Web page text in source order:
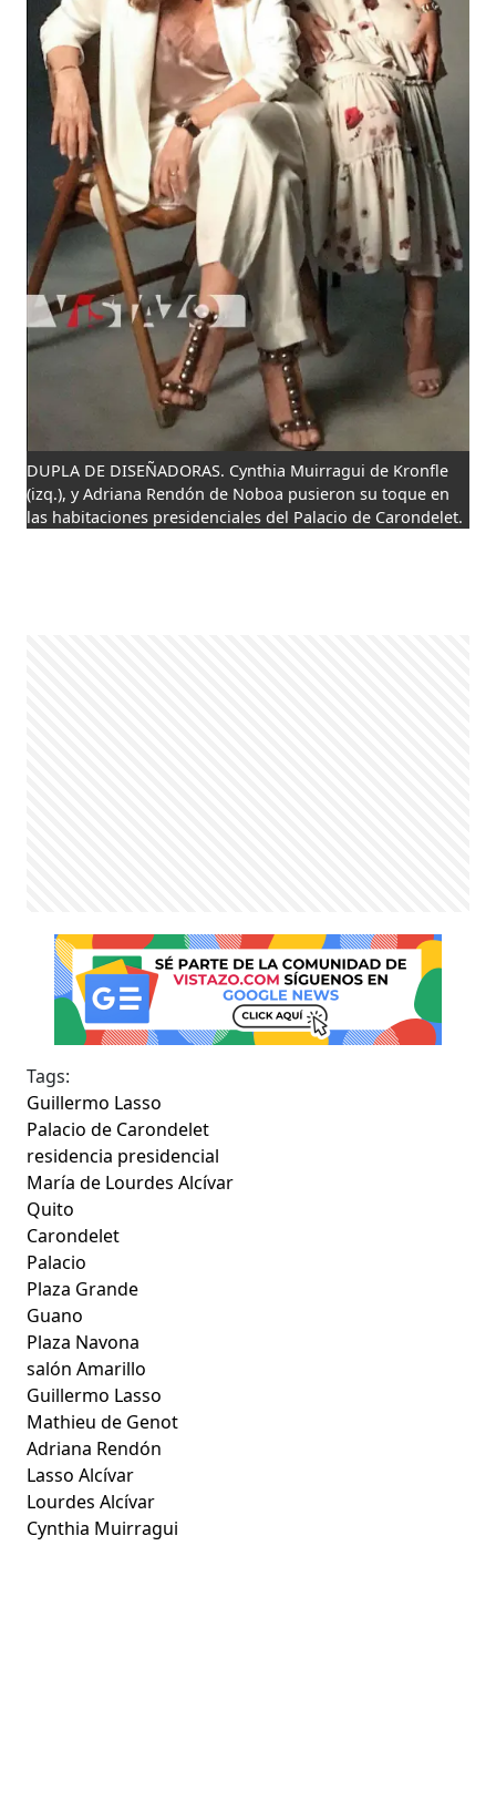
DUPLA DE DISEÑADORAS. Cynthia Muirragui de Kronfle
(izq.), y Adriana Rendón de Noboa pusieron su toque en
las habitaciones presidenciales del Palacio de Carondelet.
Tags:
Guillermo Lasso
Palacio de Carondelet
residencia presidencial
María de Lourdes Alcívar
Quito
Carondelet
Palacio
Plaza Grande
Guano
Plaza Navona
salón Amarillo
Guillermo Lasso
Mathieu de Genot
Adriana Rendón
Lasso Alcívar
Lourdes Alcívar
Cynthia Muirragui